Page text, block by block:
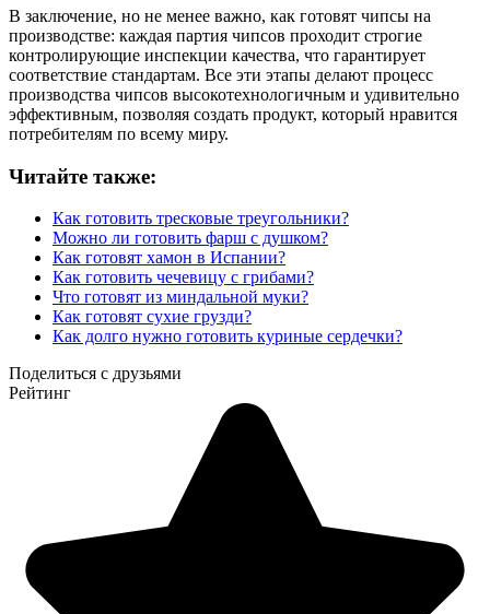
В заключение, но не менее важно, как готовят чипсы на
производстве: каждая партия чипсов проходит строгие
контролирующие инспекции качества, что гарантирует
соответствие стандартам. Все эти этапы делают процесс
производства чипсов высокотехнологичным и удивительно
эффективным, позволяя создать продукт, который нравится
потребителям по всему миру.
Читайте также:
Как готовить тресковые треугольники?
Можно ли готовить фарш с душком?
Как готовят хамон в Испании?
Как готовить чечевицу с грибами?
Что готовят из миндальной муки?
Как готовят сухие грузди?
Как долго нужно готовить куриные сердечки?
Поделиться с друзьями
Рейтинг